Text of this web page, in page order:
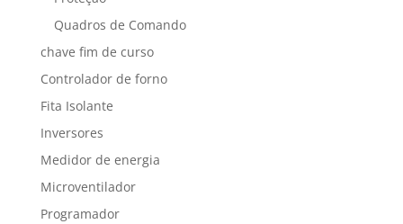
Quadros de Comando
chave fim de curso
Controlador de forno
Fita Isolante
Inversores
Medidor de energia
Microventilador
Programador